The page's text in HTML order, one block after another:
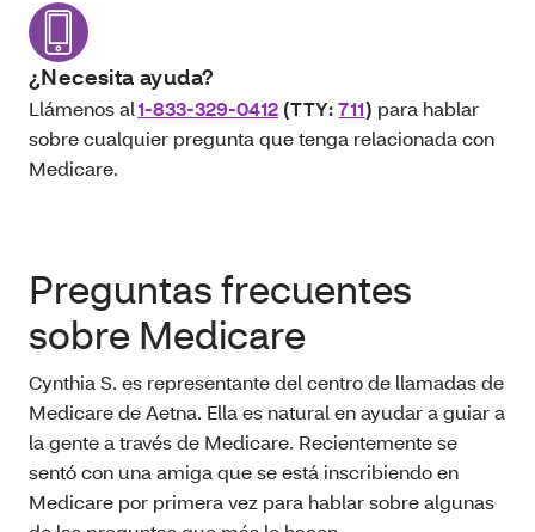
¿Necesita ayuda?
Llámenos al1-833-329-0412 (TTY:711) para hablar
sobre cualquier pregunta que tenga relacionada con
Medicare.
Preguntas frecuentes
sobre Medicare
Cynthia S. es representante del centro de llamadas de
Medicare de Aetna. Ella es natural en ayudar a guiar a
la gente a través de Medicare. Recientemente se
sentó con una amiga que se está inscribiendo en
Medicare por primera vez para hablar sobre algunas